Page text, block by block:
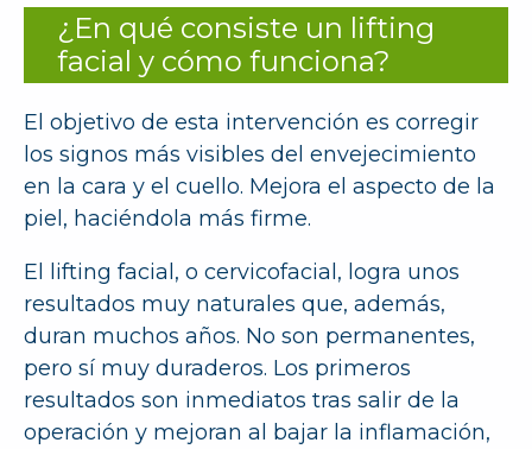
¿En qué consiste un lifting
facial y cómo funciona?
El objetivo de esta intervención es corregir
los signos más visibles del envejecimiento
en la cara y el cuello. Mejora el aspecto de la
piel, haciéndola más firme.
El lifting facial, o cervicofacial, logra unos
resultados muy naturales que, además,
duran muchos años. No son permanentes,
pero sí muy duraderos. Los primeros
resultados son inmediatos tras salir de la
operación y mejoran al bajar la inflamación,